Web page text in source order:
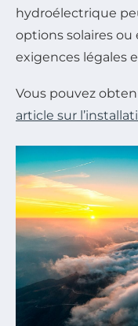
hydroélectrique
options solaires ou
exigences légales
Vous pouvez
article sur